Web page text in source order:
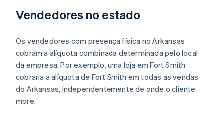
Vendedores no estado
Os vendedores com presença física no Arkansas
cobram a alíquota combinada determinada pelo local
da empresa. Por exemplo, uma loja em Fort Smith
cobraria a alíquota de Fort Smith em todas as vendas
do Arkansas, independentemente de onde o cliente
more.